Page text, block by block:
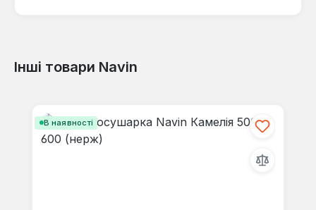
Відгуків не знайдено. Поділіться
Інші товари Navin
В наявності